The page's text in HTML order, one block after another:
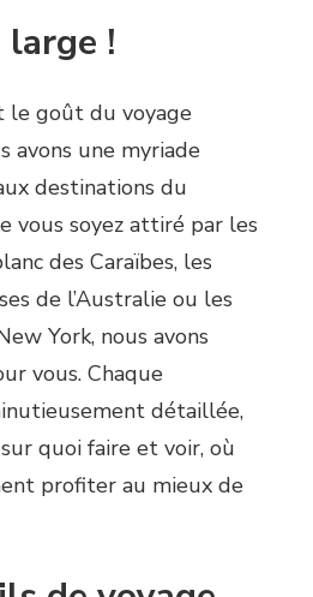
large !
le goût du voyage
avons une myriade
destinations du
vous soyez attiré par les
des Caraïbes, les
de l’Australie ou les
York, nous avons
vous. Chaque
détaillée,
quoi faire et voir, où
profiter au mieux de